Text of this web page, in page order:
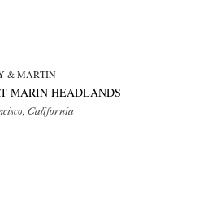
& MARTIN
MARIN HEADLANDS
California